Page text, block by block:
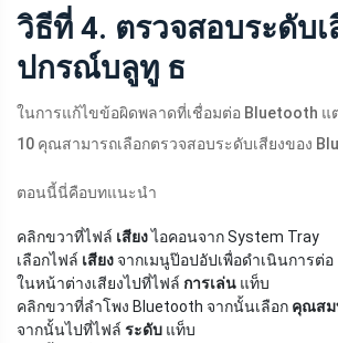
วิธีที่ 4. ตรวจสอบระดับเ
ปกรณ์บลูทู ธ
ในการแก้ไขข้อผิดพลาดที่เชื่อมต่อ Bluetooth แ
10 คุณสามารถเลือกตรวจสอบระดับเสียงของ
ตอนนี้นี่คือบทแนะนำ
คลิกขวาที่ไฟล์ เสียงไอคอนจาก System Tray
เลือกไฟล์ เสียง จากเมนูป๊อปอัปเพื่อดำเนินการต่อ
ในหน้าต่างเสียงไปที่ไฟล์ การเล่น แท็บ
คลิกขวาที่ลำโพง Bluetooth จากนั้นเลือก คุณสม
จากนั้นไปที่ไฟล์ ระดับ แท็บ